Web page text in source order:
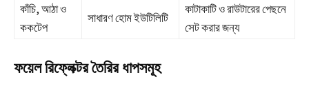
কাঁচি, আঠা ও
ককটেপ
সাধারণ হোম ইউটিলিটি
কাটাকাটি ও রাউটারের পেছনে
সেট করার জন্য
ফয়েল রিফ্লেক্টর তৈরির ধাপসমূহ